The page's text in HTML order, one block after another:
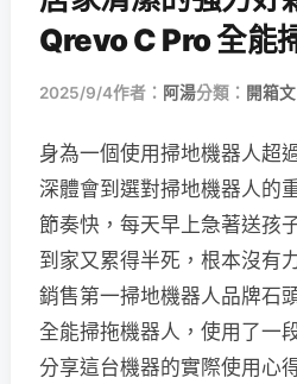
Qrevo C Pro 全能
2025/9/4作者： 阿湯分類： 開箱
身為一個使用掃地機器人超
深體會到選對掃地機器人的
節奏快，每天早上急著送孩
到家又累得半死，根本沒有
銷售第一掃地機器人品牌石
全能掃拖機器人，使用了一
分享這台機器的實際使用心